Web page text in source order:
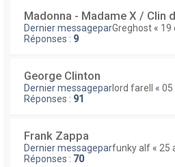
Madonna - Madame X / Clin
Dernier messageparGreghost « 19
Réponses : 9
George Clinton
Dernier messageparlord farell « 05
Réponses : 91
Frank Zappa
Dernier messageparfunky alf « 25
Réponses : 70